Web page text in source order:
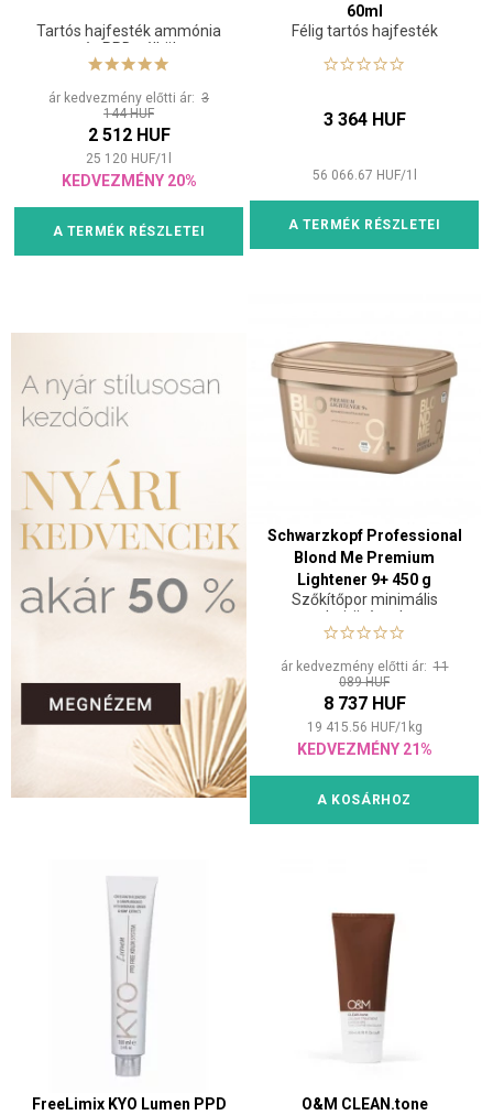
Tartós hajfesték ammónia
és PPD nélkül
ár kedvezmény előtti ár: 3
144 HUF
2 512 HUF
25 120 HUF/1
KEDVEZMÉNY 20%
A TERMÉK RÉSZLETEI
60ml
Félig tartós hajfesték
3 364 HUF
56 066.67 HUF/1
A TERMÉK RÉSZLETEI
Schwarzkopf Professional
Blond Me Premium
Lightener 9+ 450 g
Szőkítőpor minimális
hajtöréssel
ár kedvezmény előtti ár:11
089 HUF
8 737 HUF
19 415.56 HUF/1 kg
KEDVEZMÉNY 21%
A KOSÁRHOZ
FreeLimix KYO Lumen PPD
O&M CLEAN.tone